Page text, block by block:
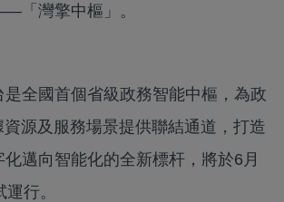
「灣擎中樞」。
全國首個省級政務智能中樞，為政
源及服務場景提供聯結通道，打造
邁向智能化的全新標杆，將於6月
行。